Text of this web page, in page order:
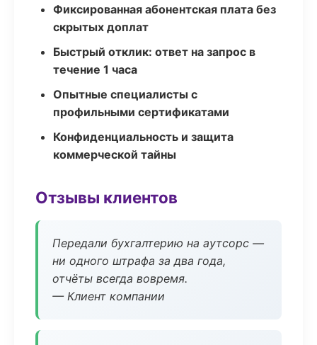
Фиксированная абонентская плата без
скрытых доплат
Быстрый отклик: ответ на запрос в
течение 1 часа
Опытные специалисты с
профильными сертификатами
Конфиденциальность и защита
коммерческой тайны
Отзывы клиентов
Передали бухгалтерию на аутсорс —
ни одного штрафа за два года,
отчёты всегда вовремя.
— Клиент компании